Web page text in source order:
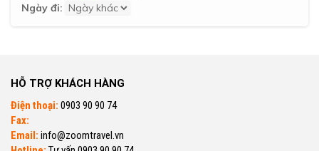
Ngày đi:
HỖ TRỢ KHÁCH HÀNG
Điện thoại: 0903 90 90 74
Fax:
Email: info@zoomtravel.vn